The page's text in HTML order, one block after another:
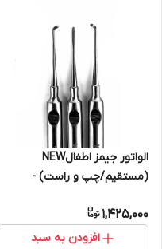
الواتور جیمز اطفالNEW
(مستقیم/چپ و راست) -
1,425,000
افزودن به سبد